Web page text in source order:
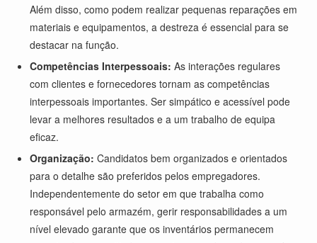
Além disso, como podem realizar pequenas reparações em
materiais e equipamentos, a destreza é essencial para se
destacar na função.
Competências Interpessoais: As interações regulares
com clientes e fornecedores tornam as competências
interpessoais importantes. Ser simpático e acessível pode
levar a melhores resultados e a um trabalho de equipa
eficaz.
Organização: Candidatos bem organizados e orientados
para o detalhe são preferidos pelos empregadores.
Independentemente do setor em que trabalha como
responsável pelo armazém, gerir responsabilidades a um
nível elevado garante que os inventários permanecem